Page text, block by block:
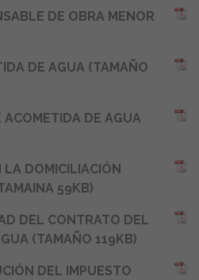
DE OBRA MENOR
DE AGUA (TAMAÑO
DE AGUA
DOMICILIACIÓN
59KB)
DEL CONTRATO DEL
(TAMAÑO 119KB)
DEL IMPUESTO